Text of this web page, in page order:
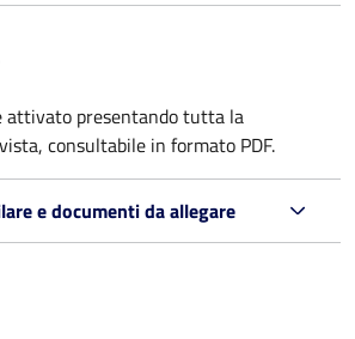
attivato presentando tutta la
consultabile in formato PDF.
e documenti da allegare